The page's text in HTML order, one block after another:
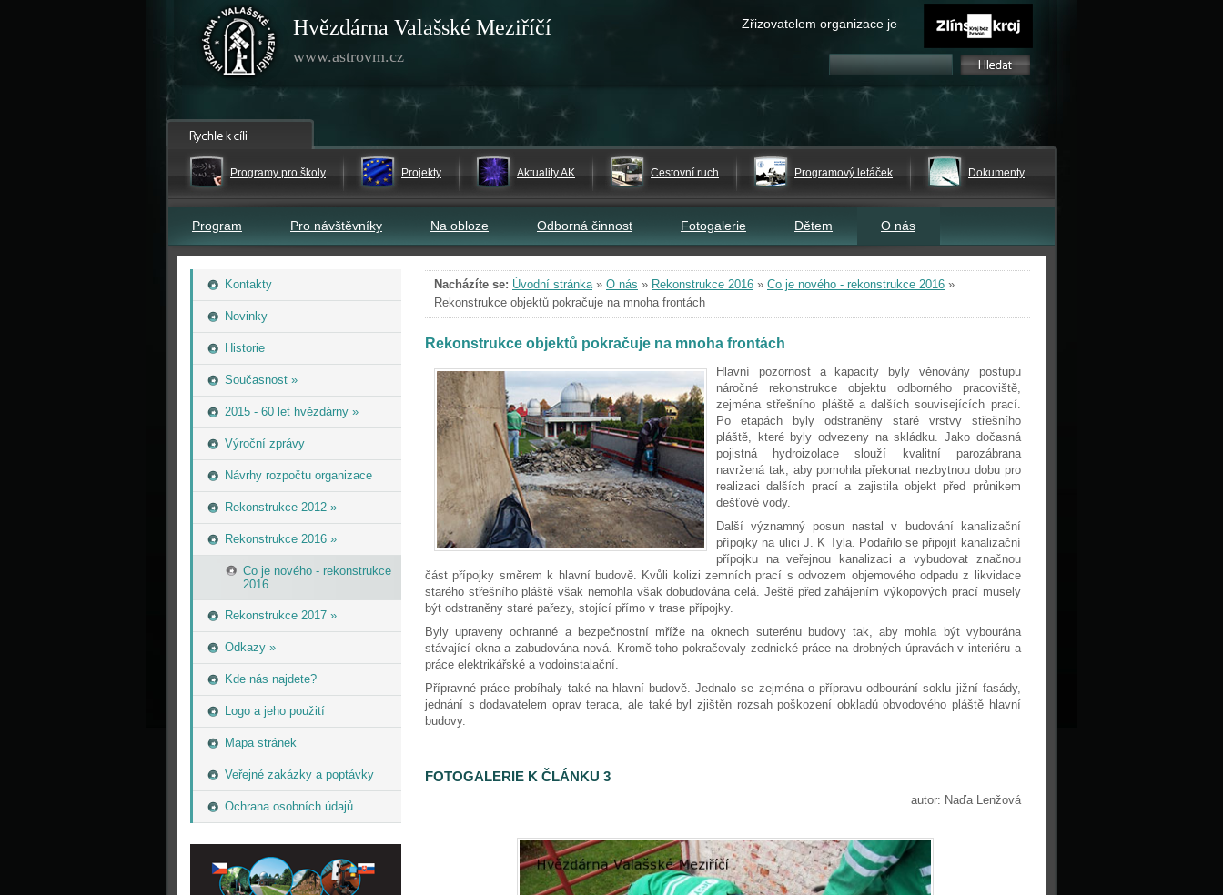
Hvězdárna Valašské Meziříčí
www.astrovm.cz
Zřizovatelem organizace je
Programy pro školy Projekty Aktuality AK Cestovní ruch Programový letáček Dokumenty
Program Pro návštěvníky Na obloze Odborná činnost Fotogalerie Dětem O nás
Kontakty
Novinky
Historie
Současnost »
2015 - 60 let hvězdárny »
Výroční zprávy
Návrhy rozpočtu organizace
Rekonstrukce 2012 »
Rekonstrukce 2016 »
Co je nového - rekonstrukce
2016
Rekonstrukce 2017 »
Odkazy »
Kde nás najdete?
Logo a jeho použití
Mapa stránek
Veřejné zakázky a poptávky
Ochrana osobních údajů
Nacházíte se: Úvodní stránka» O nás » Rekonstrukce 2016 » Co je nového - rekonstrukce 2016 »
Rekonstrukce objektů pokračuje na mnoha frontách
Rekonstrukce objektů pokračuje na mnoha frontách
Hlavní pozornost a kapacity byly věnovány postupu
náročné rekonstrukce objektu odborného pracoviště,
zejména střešního pláště a dalších souvisejících prací.
Po etapách byly odstraněny staré vrstvy střešního
pláště, které byly odvezeny na skládku. Jako dočasná
pojistná hydroizolace slouží kvalitní parozábrana
navržená tak, aby pomohla překonat nezbytnou dobu pro
realizaci dalších prací a zajistila objekt před průnikem
dešťové vody.
Další významný posun nastal v budování kanalizační
přípojky na ulici J. K Tyla. Podařilo se připojit kanalizační
přípojku na veřejnou kanalizaci a vybudovat značnou
část přípojky směrem k hlavní budově. Kvůli kolizi zemních prací s odvozem objemového odpadu z likvidace
starého střešního pláště však nemohla však dobudována celá. Ještě před zahájením výkopových prací musely
být odstraněny staré pařezy, stojící přímo v trase přípojky.
Byly upraveny ochranné a bezpečnostní mříže na oknech suterénu budovy tak, aby mohla být vybourána
stávající okna a zabudována nová. Kromě toho pokračovaly zednické práce na drobných úpravách v interiéru a
práce elektrikářské a vodoinstalační.
Přípravné práce probíhaly také na hlavní budově. Jednalo se zejména o přípravu odbourání soklu jižní fasády,
jednání s dodavatelem oprav teraca, ale také byl zjištěn rozsah poškození obkladů obvodového pláště hlavní
budovy.
FOTOGALERIE K ČLÁNKU 3
autor: Naďa Lenžová